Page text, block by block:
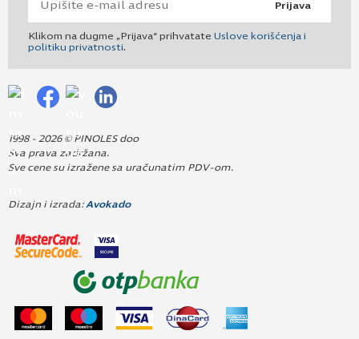
Prijava
Klikom na dugme „Prijava“ prihvatate Uslove korišćenja i
politiku privatnosti.
1998 - 2026 © PINOLES doo
Sva prava zadržana.
Sve cene su izražene sa uračunatim PDV-om.
Dizajn i izrada: Avokado